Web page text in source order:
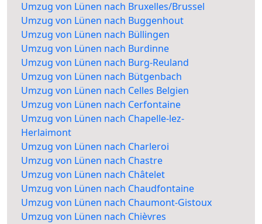
Umzug von Lünen nach Bruxelles/Brussel
Umzug von Lünen nach Buggenhout
Umzug von Lünen nach Büllingen
Umzug von Lünen nach Burdinne
Umzug von Lünen nach Burg-Reuland
Umzug von Lünen nach Bütgenbach
Umzug von Lünen nach Celles Belgien
Umzug von Lünen nach Cerfontaine
Umzug von Lünen nach Chapelle-lez-
Herlaimont
Umzug von Lünen nach Charleroi
Umzug von Lünen nach Chastre
Umzug von Lünen nach Châtelet
Umzug von Lünen nach Chaudfontaine
Umzug von Lünen nach Chaumont-Gistoux
Umzug von Lünen nach Chièvres